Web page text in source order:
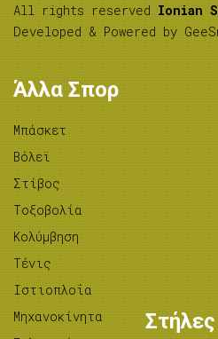
All rights reserved Ionian
Developed & Powered by
Άλλα Σπορ
Μπάσκετ
Βόλεϊ
Στίβος
Tοξοβολία
Κολύμβηση
Τένις
Ιστιοπλοΐα
Μηχανοκίνητα
Στήλες